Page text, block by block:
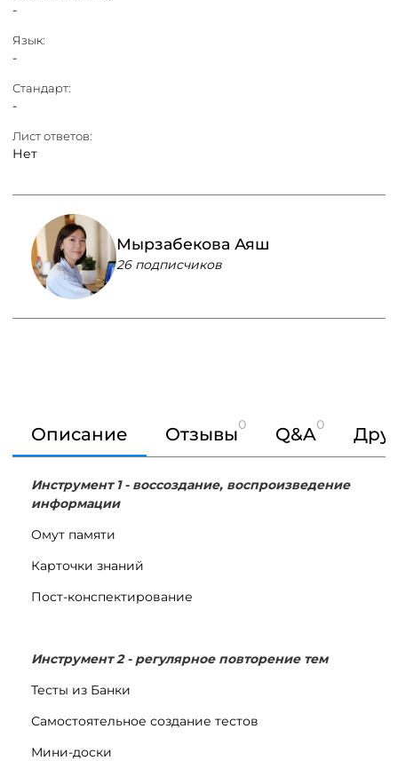
-
Язык:
-
Стандарт:
-
Лист ответов:
Нет
Мырзабекова Аяш
26 подписчиков
Описание Отзывы0 Q&A0
Инструмент 1 - воссоздание, воспроизведение
информации
Омут памяти
Карточки знаний
Пост-конспектирование
Инструмент 2 - регулярное повторение тем
Тесты из Банки
Самостоятельное создание тестов
Мини-доски